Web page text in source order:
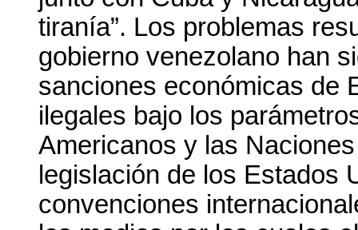
tiranía”. Los problemas
gobierno venezolano han
sanciones económicas de
ilegales bajo los
Americanos y las
legislación de los Estados
convenciones